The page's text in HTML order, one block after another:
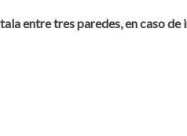
entre tres paredes, en caso